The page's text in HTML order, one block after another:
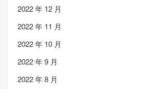
2022 年 12 月
2022 年 11 月
2022 年 10 月
2022 年 9 月
2022 年 8 月